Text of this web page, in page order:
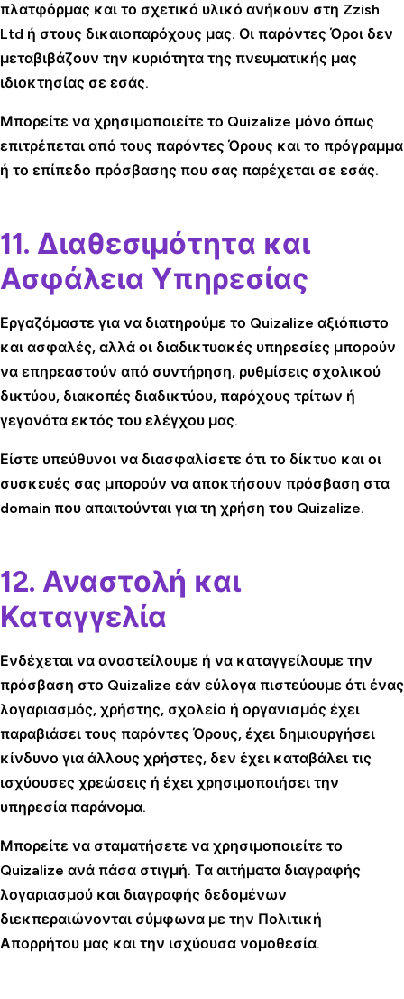
πλατφόρμας και το σχετικό υλικό ανήκουν στη Zzish
Ltd ή στους δικαιοπαρόχους μας. Οι παρόντες Όροι δεν
μεταβιβάζουν την κυριότητα της πνευματικής μας
ιδιοκτησίας σε εσάς.
Μπορείτε να χρησιμοποιείτε το Quizalize μόνο όπως
επιτρέπεται από τους παρόντες Όρους και το πρόγραμμα
ή το επίπεδο πρόσβασης που σας παρέχεται σε εσάς.
11. Διαθεσιμότητα και
Ασφάλεια Υπηρεσίας
Εργαζόμαστε για να διατηρούμε το Quizalize αξιόπιστο
και ασφαλές, αλλά οι διαδικτυακές υπηρεσίες μπορούν
να επηρεαστούν από συντήρηση, ρυθμίσεις σχολικού
δικτύου, διακοπές διαδικτύου, παρόχους τρίτων ή
γεγονότα εκτός του ελέγχου μας.
Είστε υπεύθυνοι να διασφαλίσετε ότι το δίκτυο και οι
συσκευές σας μπορούν να αποκτήσουν πρόσβαση στα
domain που απαιτούνται για τη χρήση του Quizalize.
12. Αναστολή και
Καταγγελία
Ενδέχεται να αναστείλουμε ή να καταγγείλουμε την
πρόσβαση στο Quizalize εάν εύλογα πιστεύουμε ότι ένας
λογαριασμός, χρήστης, σχολείο ή οργανισμός έχει
παραβιάσει τους παρόντες Όρους, έχει δημιουργήσει
κίνδυνο για άλλους χρήστες, δεν έχει καταβάλει τις
ισχύουσες χρεώσεις ή έχει χρησιμοποιήσει την
υπηρεσία παράνομα.
Μπορείτε να σταματήσετε να χρησιμοποιείτε το
Quizalize ανά πάσα στιγμή. Τα αιτήματα διαγραφής
λογαριασμού και διαγραφής δεδομένων
διεκπεραιώνονται σύμφωνα με την Πολιτική
Απορρήτου μας και την ισχύουσα νομοθεσία.